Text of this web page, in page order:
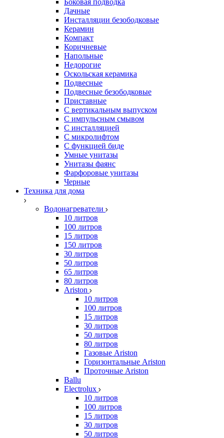
Боковая подводка
Дачные
Инсталляции безободковые
Керамин
Компакт
Коричневые
Напольные
Недорогие
Оскольская керамика
Подвесные
Подвесные безободковые
Приставные
С вертикальным выпуском
С импульсным смывом
С инсталляцией
С микролифтом
С функцией биде
Умные унитазы
Унитазы фаянс
Фарфоровые унитазы
Черные
Техника для дома
Водонагреватели
10 литров
100 литров
15 литров
150 литров
30 литров
50 литров
65 литров
80 литров
Ariston
10 литров
100 литров
15 литров
30 литров
50 литров
80 литров
Газовые Ariston
Горизонтальные Ariston
Проточные Ariston
Ballu
Electrolux
10 литров
100 литров
15 литров
30 литров
50 литров